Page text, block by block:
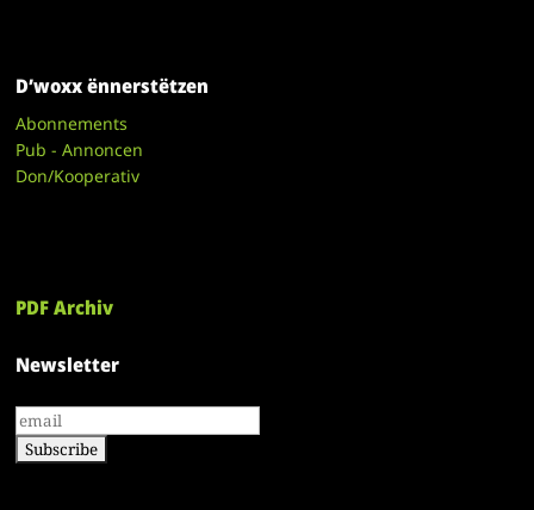
D’woxx ënnerstëtzen
Abonnements
Pub - Annoncen
Don/Kooperativ
PDF Archiv
Newsletter